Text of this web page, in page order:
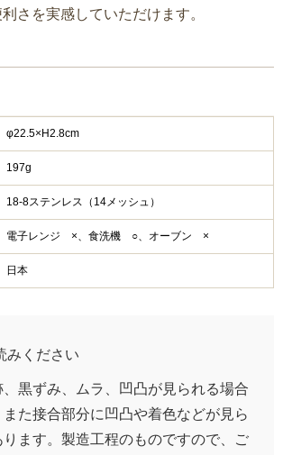
さを実感していただけます。
φ22.5×H2.8cm
197g
18-8ステンレス（14メッシュ）
電子レンジ ×、食洗機 ○、オーブン ×
日本
みください
黒ずみ、ムラ、凹凸が見られる場合
た接合部分に凹凸や着色などが見ら
ます。製造工程のものですので、ご